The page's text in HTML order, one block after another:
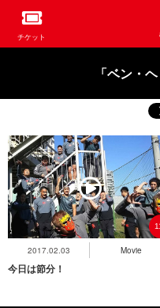
チケット
「ベン・
2017.02.03 Movie
Movie
今日は節分！